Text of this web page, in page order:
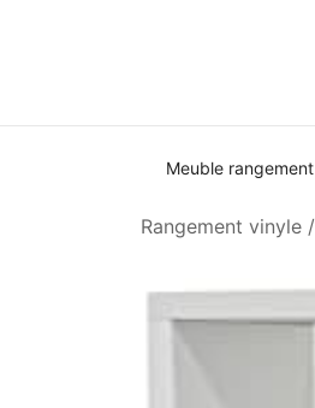
Meuble rangement
Rangement vinyle /